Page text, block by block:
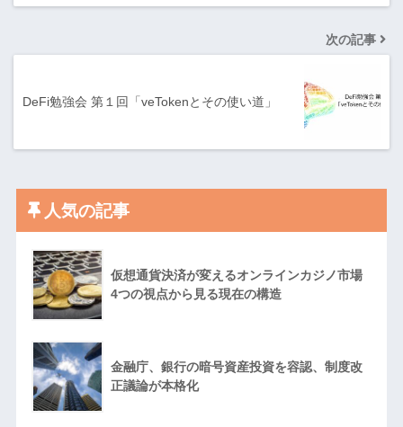
次の記事
DeFi勉強会 第１回「veTokenとその使い道」
人気の記事
仮想通貨決済が変えるオンラインカジノ市場
4つの視点から見る現在の構造
金融庁、銀行の暗号資産投資を容認、制度改
正議論が本格化